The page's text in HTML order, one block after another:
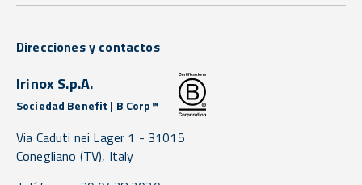
Direcciones y contactos
Irinox S.p.A.
Sociedad Benefit | B Corp™
Via Caduti nei Lager 1 - 31015
Conegliano (TV), Italy